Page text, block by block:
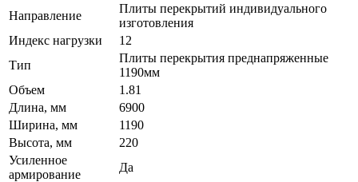
Направление
Плиты перекрытий индивидуального
изготовления
Индекс нагрузки
12
Тип
Плиты перекрытия преднапряженные
1190мм
Объем
1.81
Длина, мм
6900
Ширина, мм
1190
Высота, мм
220
Усиленное
армирование
Да